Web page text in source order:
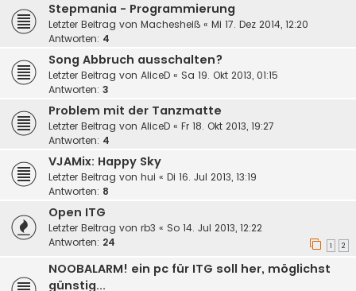
Stepmania - Programmierung
Letzter Beitrag von Machesheiß « Mi 17. Dez 2014, 12:20
Antworten: 4
Song Abbruch ausschalten?
Letzter Beitrag von AliceD « Sa 19. Okt 2013, 01:15
Antworten: 3
Problem mit der Tanzmatte
Letzter Beitrag von AliceD « Fr 18. Okt 2013, 19:27
Antworten: 4
VJAMix: Happy Sky
Letzter Beitrag von hui « Di 16. Jul 2013, 13:19
Antworten: 8
Open ITG
Letzter Beitrag von rb3 « So 14. Jul 2013, 12:22
Antworten: 24 1 2
NOOBALARM! ein pc für ITG soll her, möglichst
günstig...